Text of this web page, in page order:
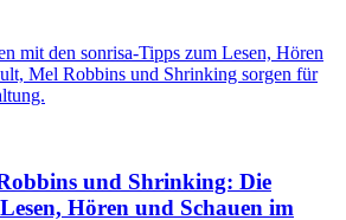
und Shrinking: Die
Hören und Schauen im